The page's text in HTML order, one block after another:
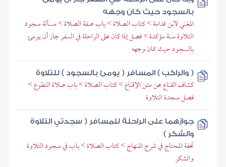
بالسجود حيث كان وجهه
المغني لابن قدامة > كتاب الصلاة > باب صفة الصلاة > مسألة سجود
التلاوة سنة مؤكدة > فصل إذا كان على الراحلة في السفر جاز أن يومئ
بالسجود حيث كان وجهه
( والراكب ) المسافر ( يومئ بالسجود ) للتلاوة
كشاف القناع عن متن الإقناع > كتاب الصلاة > باب صلاة التطوع >
فصل سجدة التلاوة
جوازهما على الراحلة للمسافر ( سجدتي التلاوة
والشكر )
تحفة المحتاج في شرح المنهاج > كتاب الصلاة > باب في سجود التلاوة
والشكر